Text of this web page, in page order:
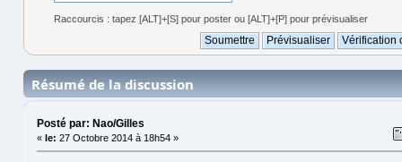
Raccourcis : tapez [ALT]+[S] pour poster ou [ALT]+[P] pour prévisualiser
Résumé de la discussion
Posté par: Nao/Gilles
« le: 27 Octobre 2014 à 18h54 »